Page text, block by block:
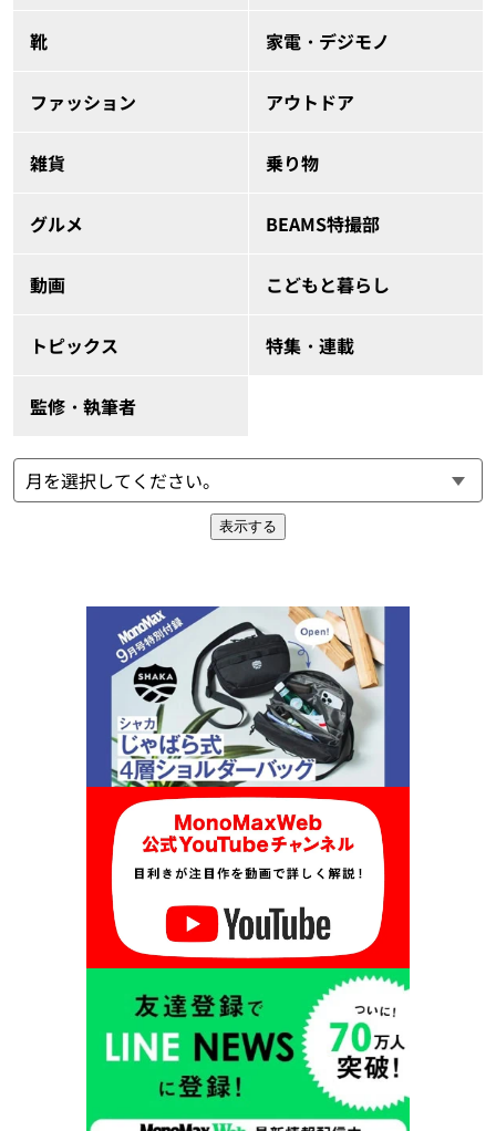
靴 家電・デジモノ
ファッション アウトドア
雑貨 乗り物
グルメ BEAMS特撮部
動画 こどもと暮らし
トピックス 特集・連載
監修・執筆者
表示する